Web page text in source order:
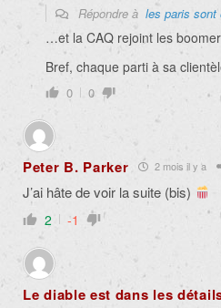
Répondre à les paris sont
…et la CAQ rejoint les
Bref, chaque parti à sa
0 0
Peter B. Parker 2 mois il y a
J’ai hâte de voir la suite (bis)
2 -1
Le diable est dans les